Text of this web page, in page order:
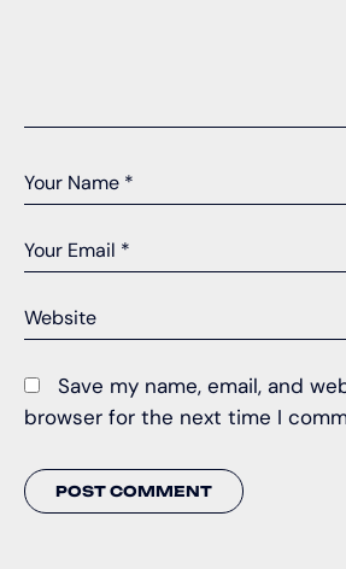
Save my name, email, and
browser for the next time I